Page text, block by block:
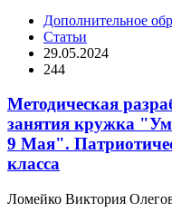
Дополнительное
Статьи
29.05.2024
244
Методическая
занятия кружка
9 Мая".
класса
Ломейко Виктория